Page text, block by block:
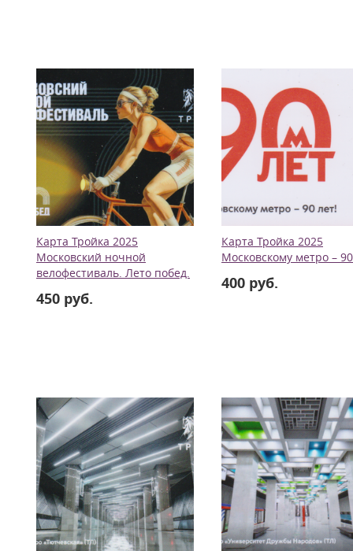
Карта Тройка 2025
Московский ночной
велофестиваль. Лето побед.
450 руб.
Карта Тройка 2025
Московскому метро –
400 руб.